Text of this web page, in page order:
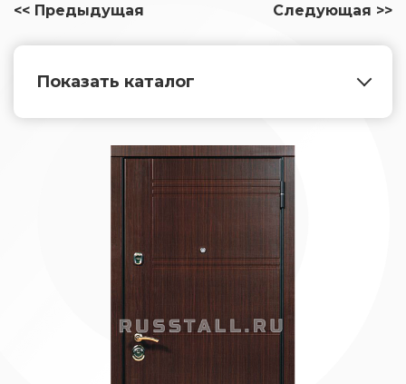
<< Предыдущая Следующая >>
Показать каталог